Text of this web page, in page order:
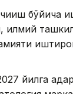
бўйича
илмий
йилга